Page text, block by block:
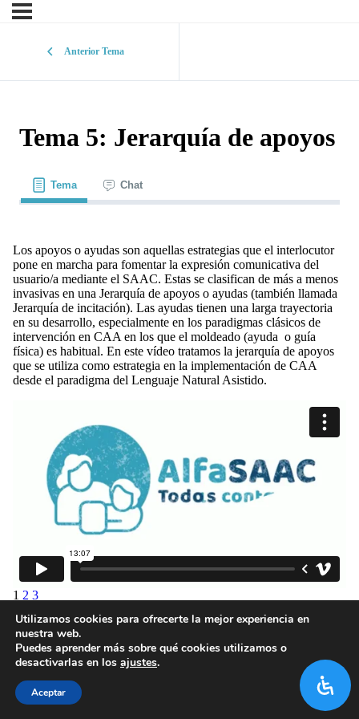
Anterior Tema
Tema 5: Jerarquía de apoyos
Tema Chat
Los apoyos o ayudas son aquellas estrategias que el interlocutor
pone en marcha para fomentar la expresión comunicativa del
usuario/a mediante el SAAC. Estas se clasifican de más a menos
invasivas en una Jerarquía de apoyos o ayudas (también llamada
Jerarquía de incitación). Las ayudas tienen una larga trayectoria
en su desarrollo, especialmente en los paradigmas clásicos de
intervención en CAA en los que el moldeado (ayuda o guía
física) es habitual. En este vídeo tratamos la jerarquía de apoyos
que se utiliza como estrategia en la implementación de CAA
desde el paradigma del Lenguaje Natural Asistido.
1 2 3
Utilizamos cookies para ofrecerte la mejor experiencia en
nuestra web.
Puedes aprender más sobre qué cookies utilizamos o
desactivarlas en los ajustes.
Aceptar